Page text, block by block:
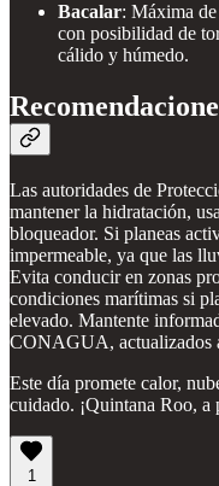
Bacalar: Máxima
con posibilidad de
cálido y húmedo.
Las autoridades de
mantener la hidratación,
bloqueador. Si planeas
impermeable, ya que las
Evita conducir en zonas
condiciones marítimas si
elevado. Mantente
CONAGUA, actualizados
Este día promete calor,
cuidado. ¡Quintana Roo, a
1